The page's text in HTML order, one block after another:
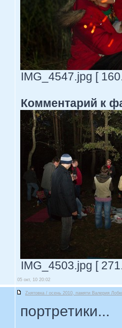
IMG_4547.jpg [
Комментарий к
IMG_4503.jpg [
05 окт, 10 20:02
Zнятовка / осень 2010, памяти Валерия
портретики...